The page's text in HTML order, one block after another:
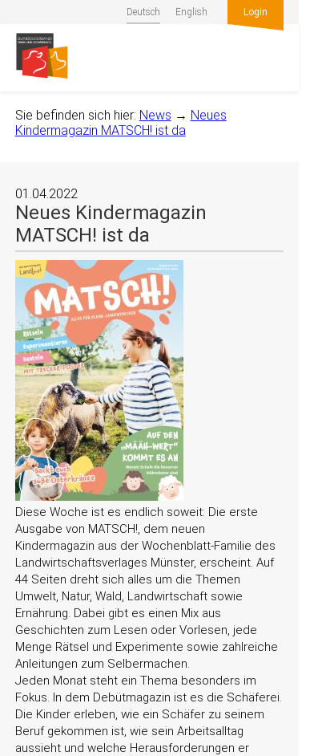
Deutsch English Login
Sie befinden sich hier: News → Neues
Kindermagazin MATSCH! ist da
01.04.2022
Neues Kindermagazin
MATSCH! ist da
Diese Woche ist es endlich soweit: Die erste
Ausgabe von MATSCH!, dem neuen
Kindermagazin aus der Wochenblatt-Familie des
Landwirtschaftsverlages Münster, erscheint. Auf
44 Seiten dreht sich alles um die Themen
Umwelt, Natur, Wald, Landwirtschaft sowie
Ernährung. Dabei gibt es einen Mix aus
Geschichten zum Lesen oder Vorlesen, jede
Menge Rätsel und Experimente sowie zahlreiche
Anleitungen zum Selbermachen.
Jeden Monat steht ein Thema besonders im
Fokus. In dem Debütmagazin ist es die Schäferei.
Die Kinder erleben, wie ein Schäfer zu seinem
Beruf gekommen ist, wie sein Arbeitsalltag
aussieht und welche Herausforderungen er